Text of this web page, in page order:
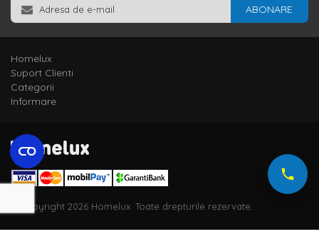
ABONARE
Homelux
Suport Clienti
Categorii
Informare
© Copyright 2026 Homelux. Toate drepturile rezervate.